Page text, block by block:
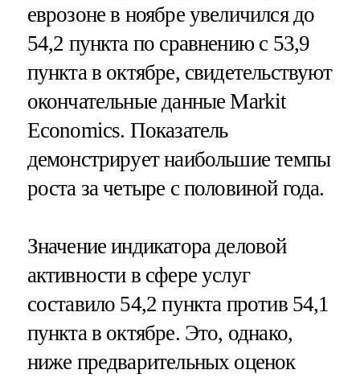
еврозоне в ноябре увеличился до
54,2 пункта по сравнению с 53,9
пункта в октябре, свидетельствуют
окончательные данные Markit
Economics. Показатель
демонстрирует наибольшие темпы
роста за четыре с половиной года.
Значение индикатора деловой
активности в сфере услуг
составило 54,2 пункта против 54,1
пункта в октябре. Это, однако,
ниже предварительных оценок